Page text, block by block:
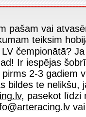
pašam vai
teiksim
LV čempionātā?
Ir iespējas
2-3 gadiem
bildes te
pasekot līdzi